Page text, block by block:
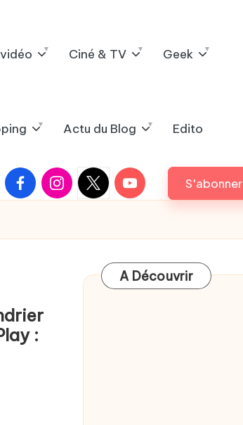
Ciné & TV Geek
Actu du Blog Edito
FacebookInstagram
X
|
Youtube S'abonner
:
A Découvrir